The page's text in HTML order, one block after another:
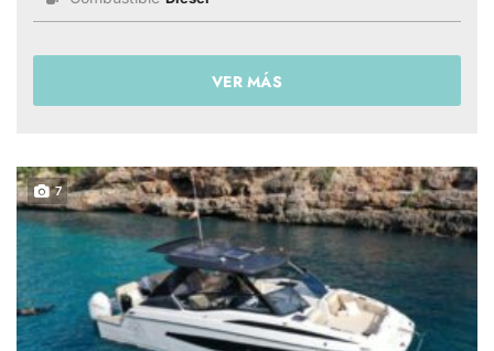
VER MÁS
7